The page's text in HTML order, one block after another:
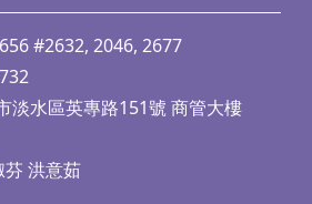
#2632, 2046, 2677
淡水區英專路151號 商管大樓
洪意茹